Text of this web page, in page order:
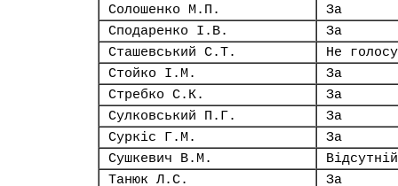
Солошенко М.П.
За
Сподаренко І.В.
За
Сташевський С.Т.
Не
Стойко І.М.
За
Стребко С.К.
За
Сулковський П.Г.
За
Суркіс Г.М.
За
Сушкевич В.М.
Відсутній
Танюк Л.С.
За